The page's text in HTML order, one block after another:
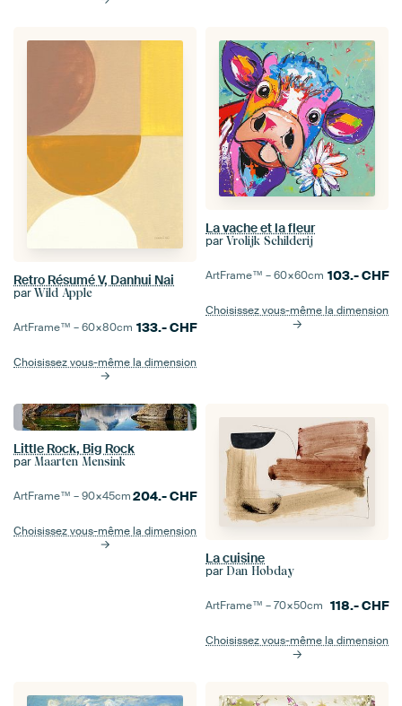
Retro Résumé V, Danhui Nai
par Wild Apple
ArtFrame™ –60×80cm 133.-CHF
Choisissez vous-même la dimension
La vache et la fleur
par Vrolijk Schilderij
ArtFrame™ –60×60cm 103.-CHF
Choisissez vous-même la dimension
Little Rock, Big Rock
par Maarten Mensink
ArtFrame™ –90×45cm204.-CHF
Choisissez vous-même la dimension
La cuisine
par Dan Hobday
ArtFrame™ –70×50cm 118.-CHF
Choisissez vous-même la dimension